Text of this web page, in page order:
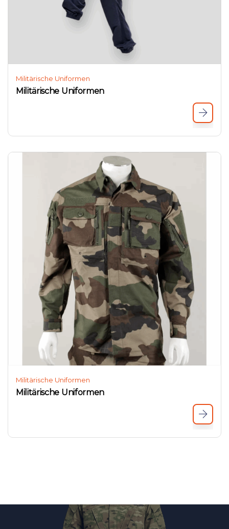
Militärische Uniformen
Militärische Uniformen
Militärische Uniformen
Militärische Uniformen